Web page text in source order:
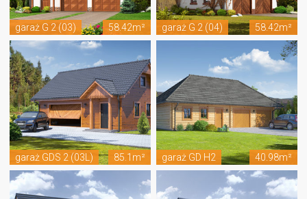
garaż G 2 (03) 58.42m² garaż G 2 (04) 58.42m²
garaż GDS 2 (03L) 85.1m² garaż GD H2 40.98m²